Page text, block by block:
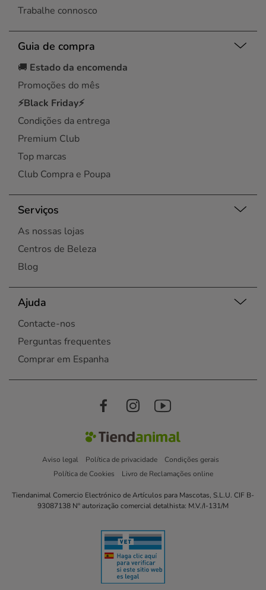
Trabalhe connosco
Guia de compra
🚚 Estado da encomenda
Promoções do mês
⚡Black Friday⚡
Condições da entrega
Premium Club
Top marcas
Club Compra e Poupa
Serviços
As nossas lojas
Centros de Beleza
Blog
Ajuda
Contacte-nos
Perguntas frequentes
Comprar em Espanha
Aviso legal Política de privacidade
Condições gerais
Política de Cookies
Livro de Reclamações online
Tiendanimal Comercio Electrónico de Artículos para Mascotas, S.L.U. CIF B-
93087138 Nº autorização comercial detalhista: M.V./I-131/M